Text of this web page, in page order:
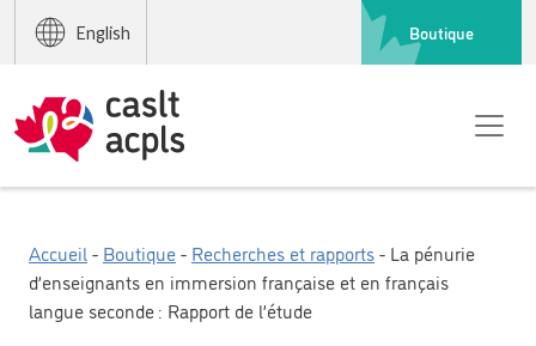
English Boutique
Accueil - Boutique- Recherches et rapports- La pénurie
d’enseignants en immersion française et en français
langue seconde : Rapport de l’étude